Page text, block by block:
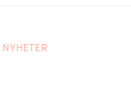
NYHETER